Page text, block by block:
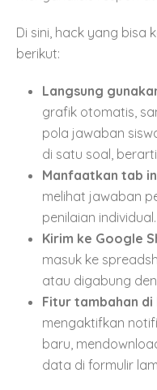
Di sini, hack yang bisa
berikut:
Langsung
grafik otomatis,
pola jawaban
di satu soal,
Manfaatkan tab
melihat jawaban
penilaian individual.
Kirim ke Google
masuk ke
atau digabung
Fitur tambahan
mengaktifkan
baru,
data di formulir